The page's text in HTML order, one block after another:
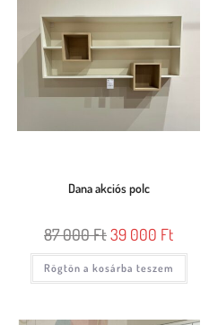
Dana akciós polc
87 000Ft39 000 Ft
Rögtön a kosárba teszem